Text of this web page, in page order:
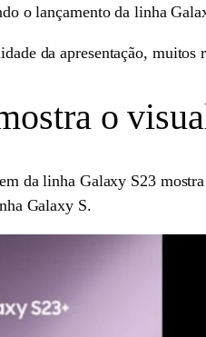
o lançamento da linha
da apresentação, muitos
o
da linha Galaxy S23
Galaxy S.